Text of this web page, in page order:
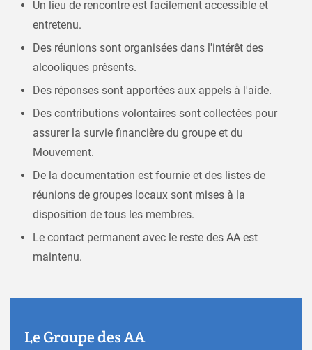
Un lieu de rencontre est facilement accessible et
entretenu.
Des réunions sont organisées dans l'intérêt des
alcooliques présents.
Des réponses sont apportées aux appels à l'aide.
Des contributions volontaires sont collectées pour
assurer la survie financière du groupe et du
Mouvement.
De la documentation est fournie et des listes de
réunions de groupes locaux sont mises à la
disposition de tous les membres.
Le contact permanent avec le reste des AA est
maintenu.
Le Groupe des AA